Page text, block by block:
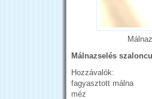
Málnazselés
Hozzávalók:
fagyasztott málna
méz